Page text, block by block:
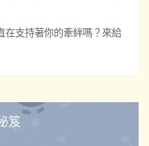
在支持著你的牽絆嗎？來給
笈